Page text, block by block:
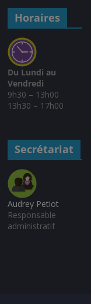
Horaires
Du Lundi au
Vendredi
9h30 – 13h00
13h30 – 17h00
Secrétariat
Audrey Petiot
Responsable
administratif